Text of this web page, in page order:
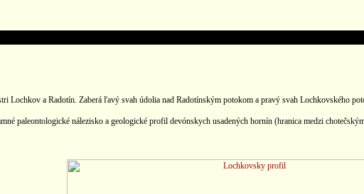
Lochkov a Radotín. Zaberá ľavý svah údolia nad Radotínským potokom a pravý svah Lochkovského
paleontologické nálezisko a geologické profil devónskych usadených hornín (hranica medzi